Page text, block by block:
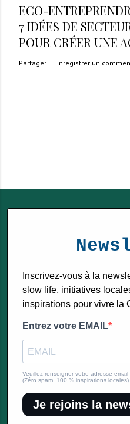
ECO-
7 IDÉES DE
POUR CRÉER UNE
Partager Enregistrer un
Inscrivez-vous à la
slow life, initiatives
inspirations pour vivre la
Entrez votre EMAIL
Veuillez renseigner votre adresse
(Zéro spam, 100 % inspirations
Je rejoins la